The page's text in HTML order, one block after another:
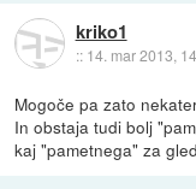
kriko1
:: 14. mar 2013,
Mogoče pa zato
In obstaja tudi bolj
kaj "pametnega" za